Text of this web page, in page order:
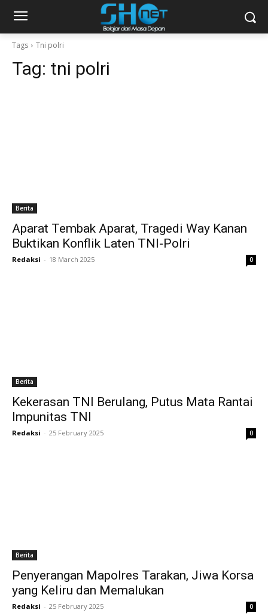
Tags Tni polri
Tag: tni polri
Berita
Aparat Tembak Aparat, Tragedi Way Kanan
Buktikan Konflik Laten TNI-Polri
Redaksi - 18 March 2025 0
Berita
Kekerasan TNI Berulang, Putus Mata Rantai
Impunitas TNI
Redaksi - 25 February 2025 0
Berita
Penyerangan Mapolres Tarakan, Jiwa Korsa
yang Keliru dan Memalukan
Redaksi - 25 February 2025 0